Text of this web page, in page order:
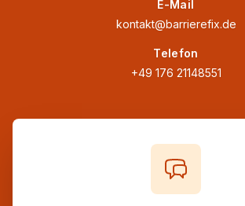
E-Mail
kontakt@barrierefix.de
Telefon
+49 176 21148551